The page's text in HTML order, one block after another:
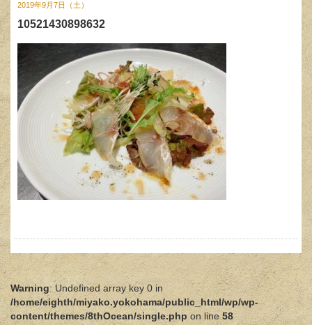
2019年9月7日（土）
10521430898632
Warning: Undefined array key 0 in
/home/eighth/miyako.yokohama/public_html/wp/wp-
content/themes/8thOcean/single.phpon line58